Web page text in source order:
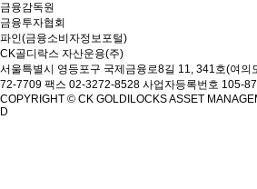
금융감독원
금융투자협회
파인(금융소비자정보포털)
CK골디락스 자산운용(주)
서울특별시 영등포구 국제금융로8길 11, 341호(여의
72-7709 팩스 02-3272-8528 사업자등록번호 105-
COPYRIGHT © CK GOLDILOCKS ASSET
D